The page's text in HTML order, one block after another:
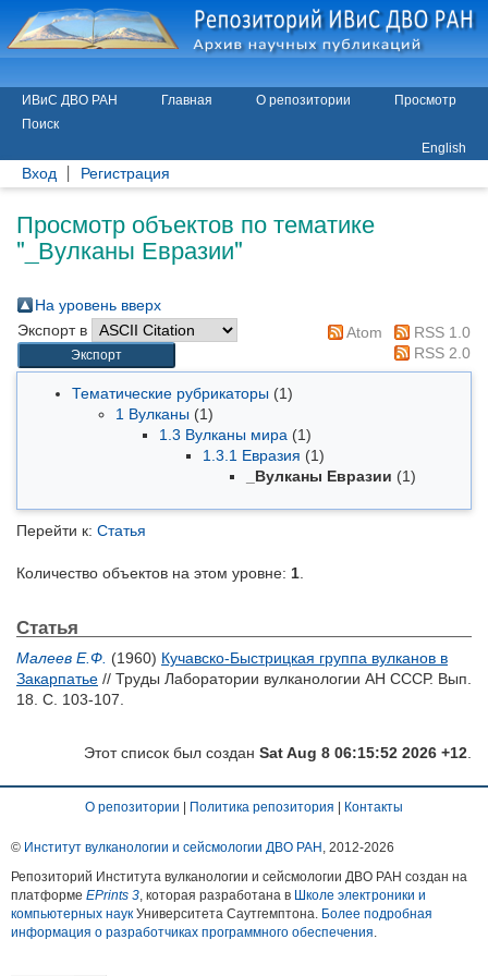
ИВиС ДВО РАН Главная О репозитории
Просмотр
Поиск
English
Вход Регистрация
Просмотр объектов по тематике
"_Вулканы Евразии"
На уровень вверх
Экспорт в
Atom
RSS 1.0
RSS 2.0
Тематические рубрикаторы (1)
1 Вулканы (1)
1.3 Вулканы мира (1)
1.3.1 Евразия (1)
_Вулканы Евразии (1)
Перейти к: Статья
Количество объектов на этом уровне: 1
Статья
Малеев Е.Ф. (1960) Кучавско-Быстрицкая группа вулканов в
Закарпатье // Труды Лаборатории вулканологии АН СССР. Вып.
18. С. 103-107.
Этот список был создан Sat Aug 8 06:15:52 2026 +12
О репозитории Политика репозитория Контакты
© Институт вулканологии и сейсмологии ДВО РАН , 2012-2026
Репозиторий Института вулканологии и сейсмологии ДВО РАН создан на
платформе EPrints 3, которая разработана в Школе электроники и
компьютерных наук Университета Саутгемптона. Более подробная
информация о разработчиках программного обеспечения.